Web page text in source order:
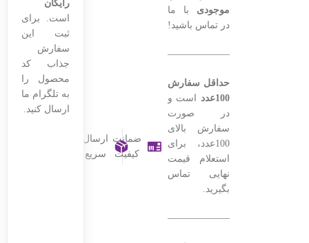
موجودی با ما
در تماس باشید!
———————————————–
حداقل سفارش
100عدد
است و
در صورت
سفارش بالای
100عدد، برای
استعلام قیمت
نهایی تماس
بگیرید.
———————————————–
ضمانت
کیفیت
ارسال
سریع
رایگان
است. برای
ثبت این
سفارش
جذاب کد
محصول را
به تلگرام ما
ارسال کنید.